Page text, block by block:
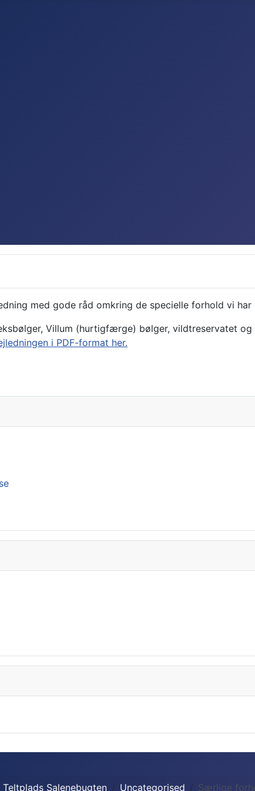
med gode råd omkring de specielle forhold vi
Villum (hurtigfærge) bølger, vildtreservatet
i PDF-format her.
Teltplads Salenebugten Uncategorised Særlige